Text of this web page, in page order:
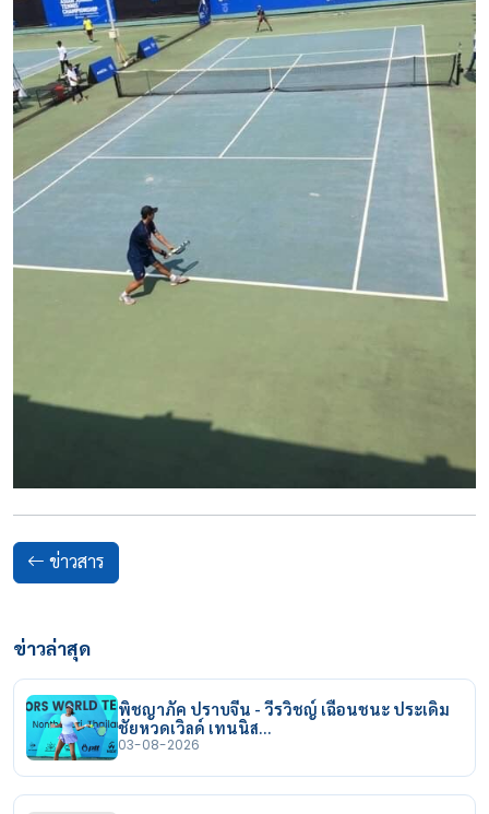
ข่าวสาร
ข่าวล่าสุด
พิชญาภัค ปราบจีน - วีรวิชญ์ เฉือนชนะ ประเดิม
ชัยหวดเวิลด์ เทนนิส…
03-08-2026